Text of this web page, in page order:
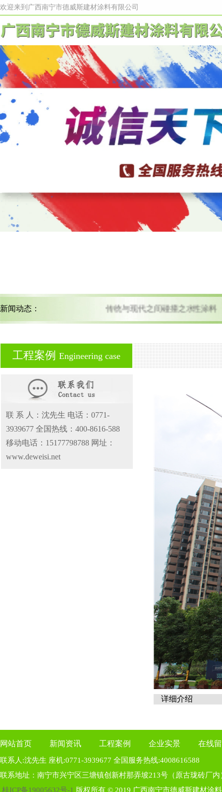
欢迎来到广西南宁市德威斯建材涂料有限公司
新闻动态： 传统与现代之间碰撞之水性涂料
工程案例 Engineering case
联 系 人：沈先生 电话：0771-
3939677 全国热线：400-8616-588
移动电话：15177798788 网址：
www.deweisi.net
详细介绍
网站首页 新闻资讯 工程案例 企业实景 在线
联系人:沈先生 座机:0771-3939677 全国服务热线:4008616588
联系地址：南宁市兴宁区三塘镇创新村那弄坡213号（原古珑砖厂内
桂ICP备19005632号-1 版权所有 © 2019 广西南宁市德威斯建材涂